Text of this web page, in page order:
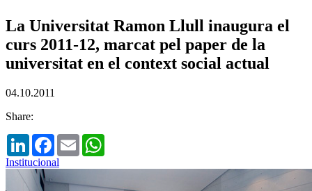
La Universitat Ramon Llull inaugura el
curs 2011-12, marcat pel paper de la
universitat en el context social actual
04.10.2011
Share:
LinkedInFacebook
Email
Institucional